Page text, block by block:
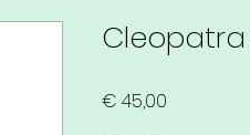
Cleopatra
€ 45,00